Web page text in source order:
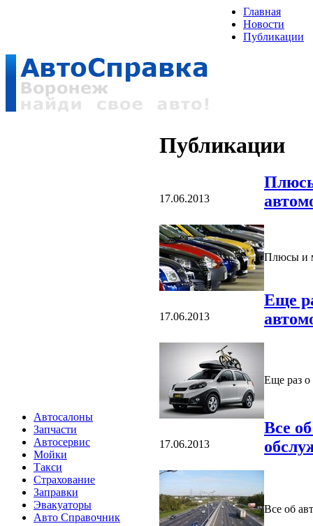
Главная
Новости
Публикации
Автосалоны
Запчасти
Автосервис
Мойки
Такси
Страхование
Заправки
Эвакуаторы
Авто Справочник
Публикации
17.06.2013
Плюсы и
17.06.2013
Еще
Еще раз о
17.06.2013
Все
Все об